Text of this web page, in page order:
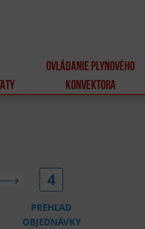
OVLÁDANIE PLYNOVÉHO
KONVEKTORA
4
PREHĽAD
OBJEDNÁVKY